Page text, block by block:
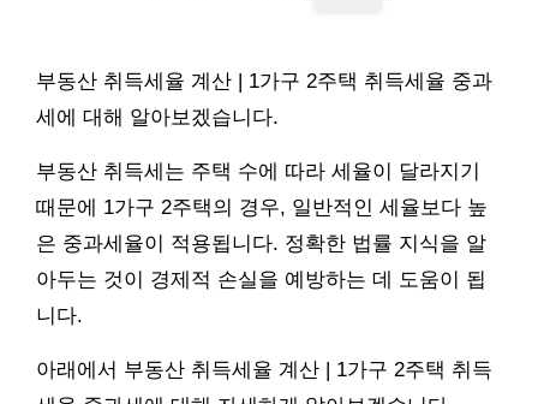
부동산 취득세율 계산 | 1가구 2주택 취득세율 중과
세에 대해 알아보겠습니다.
부동산 취득세는 주택 수에 따라 세율이 달라지기
때문에 1가구 2주택의 경우, 일반적인 세율보다 높
은 중과세율이 적용됩니다. 정확한 법률 지식을 알
아두는 것이 경제적 손실을 예방하는 데 도움이 됩
니다.
아래에서 부동산 취득세율 계산 | 1가구 2주택 취득